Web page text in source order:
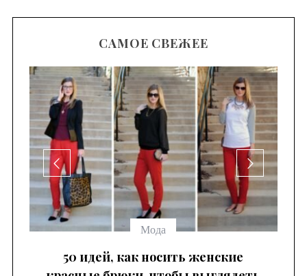
САМОЕ СВЕЖЕЕ
Мода
50 идей, как носить женские